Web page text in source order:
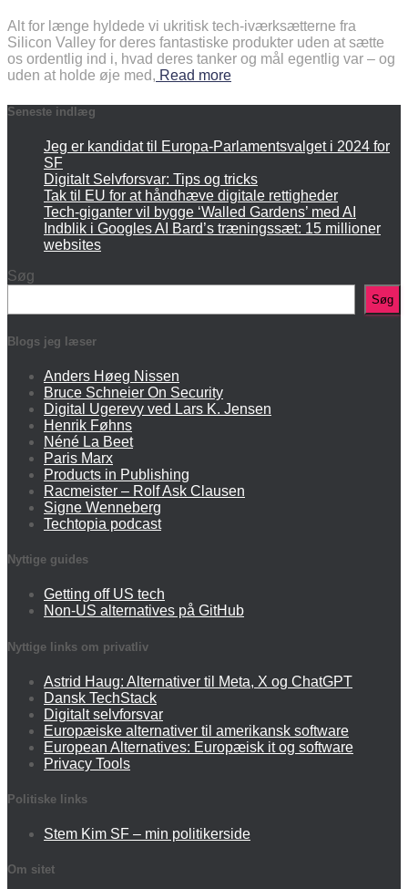
Alt for længe hyldede vi ukritisk tech-iværksætterne fra
Silicon Valley for deres fantastiske produkter uden at sætte
os ordentlig ind i, hvad deres tanker og mål egentlig var – og
uden at holde øje med, Read more
Seneste indlæg
Jeg er kandidat til Europa-Parlamentsvalget i 2024 for
SF
Digitalt Selvforsvar: Tips og tricks
Tak til EU for at håndhæve digitale rettigheder
Tech-giganter vil bygge ‘Walled Gardens’ med AI
Indblik i Googles AI Bard’s træningssæt: 15 millioner
websites
Søg
Søg
Blogs jeg læser
Anders Høeg Nissen
Bruce Schneier On Security
Digital Ugerevy ved Lars K. Jensen
Henrik Føhns
Néné La Beet
Paris Marx
Products in Publishing
Racmeister – Rolf Ask Clausen
Signe Wenneberg
Techtopia podcast
Nyttige guides
Getting off US tech
Non-US alternatives på GitHub
Nyttige links om privatliv
Astrid Haug: Alternativer til Meta, X og ChatGPT
Dansk TechStack
Digitalt selvforsvar
Europæiske alternativer til amerikansk software
European Alternatives: Europæisk it og software
Privacy Tools
Politiske links
Stem Kim SF – min politikerside
Om sitet